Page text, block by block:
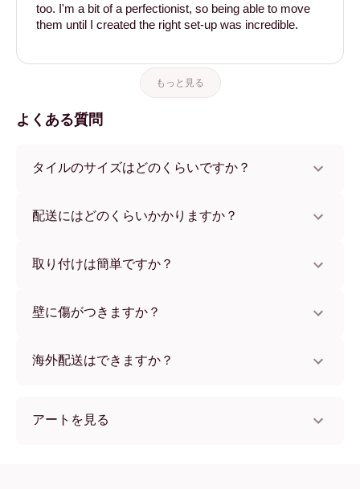
too. I'm a bit of a perfectionist, so being able to move
them until I created the right set-up was incredible.
もっと見る
よくある質問
タイルのサイズはどのくらいですか？
フレームカラーからお選びいただけます。
配送にはどのくらいかかりますか？
用いただけます。ご注文後、追跡番号をお知らせします。
取り付けは簡単ですか？
をつけないため、賃貸のお部屋でも安心してお使いいただ
壁に傷がつきますか？
海外配送はできますか？
アートを見る